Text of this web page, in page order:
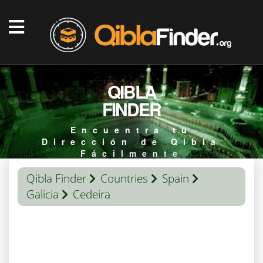
QIBLA
FINDER
Encuentra tu
Dirección de Qibla
Fácilmente
Qibla Finder Countries
Spain
Galicia
Cedeira